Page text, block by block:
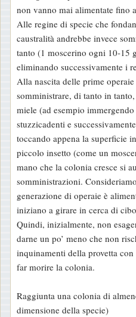
non vanno mai alimentate fino
Alle regine di specie che
caustralità andrebbe invece
tanto (1 moscerino ogni 10-15
eliminando successivamente i
Alla nascita delle prime
somministrare, di tanto in
miele (ad esempio
stuzzicadenti e
toccando appena la superficie
piccolo insetto (come un
mano che la colonia cresce si
somministrazioni.
generazione di operaie è
iniziano a girare in cerca di
Quindi, inizialmente, non
darne un po’ meno che non
inquinamenti della provetta
far morire la colonia.
Raggiunta una colonia di
dimensione della specie)